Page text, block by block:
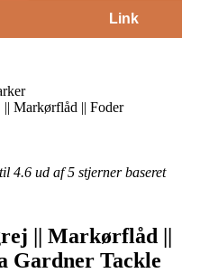
Link
Markørflåd || Foder
4.6 ud af 5 stjerner baseret
|| Markørflåd ||
Gardner Tackle